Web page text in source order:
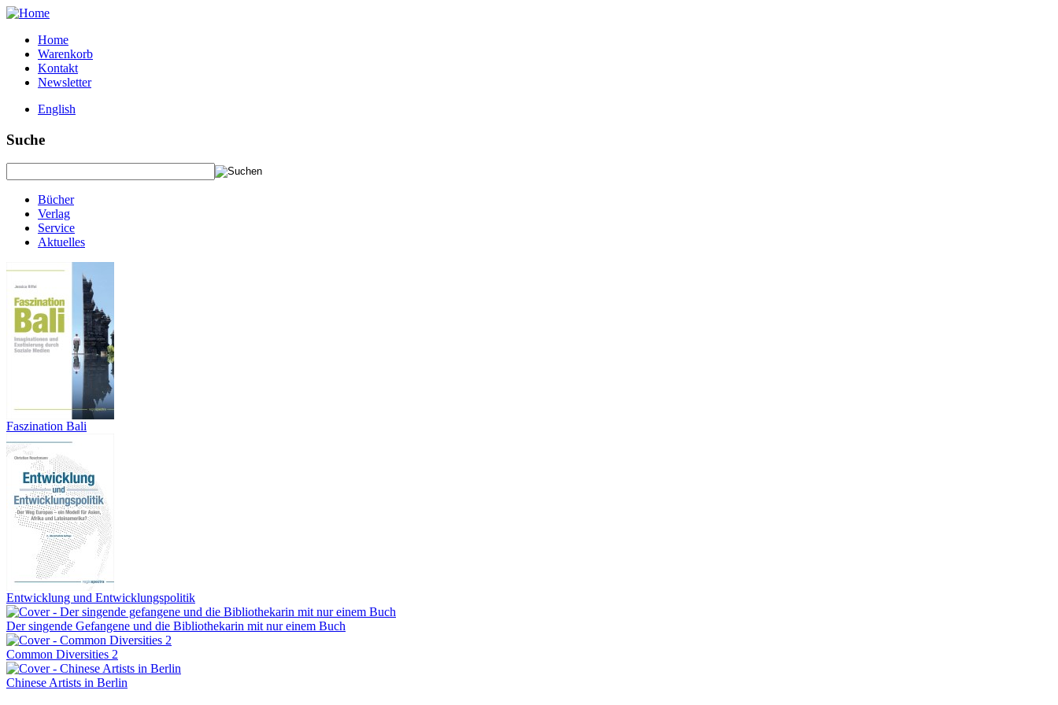
Home
Warenkorb
Kontakt
Newsletter
English
Suche
Bücher
Verlag
Service
Aktuelles
Faszination Bali
Entwicklung und Entwicklungspolitik
Der singende Gefangene und die Bibliothekarin mit nur einem Buch
Common Diversities 2
Chinese Artists in Berlin